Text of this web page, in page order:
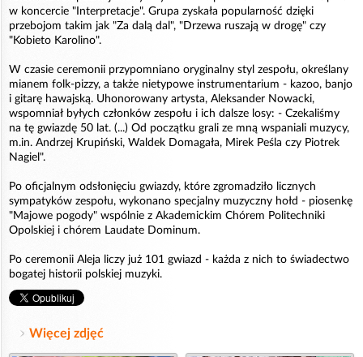
w koncercie "Interpretacje". Grupa zyskała popularność dzięki
przebojom takim jak "Za dalą dal", "Drzewa ruszają w drogę" czy
"Kobieto Karolino".
W czasie ceremonii przypomniano oryginalny styl zespołu, określany
mianem folk-pizzy, a także nietypowe instrumentarium - kazoo, banjo
i gitarę hawajską. Uhonorowany artysta, Aleksander Nowacki,
wspomniał byłych członków zespołu i ich dalsze losy: - Czekaliśmy
na tę gwiazdę 50 lat. (...) Od początku grali ze mną wspaniali muzycy,
m.in. Andrzej Krupiński, Waldek Domagała, Mirek Peśla czy Piotrek
Nagiel".
Po oficjalnym odsłonięciu gwiazdy, które zgromadziło licznych
sympatyków zespołu, wykonano specjalny muzyczny hołd - piosenkę
"Majowe pogody" wspólnie z Akademickim Chórem Politechniki
Opolskiej i chórem Laudate Dominum.
Po ceremonii Aleja liczy już 101 gwiazd - każda z nich to świadectwo
bogatej historii polskiej muzyki.
Więcej zdjęć